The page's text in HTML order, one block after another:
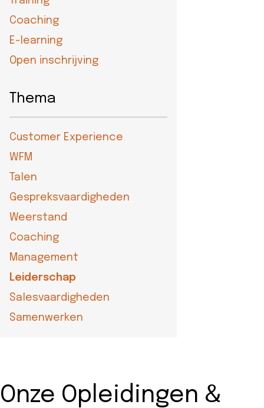
Contact
Onze Opleidingen &
Coaching
E-learning
Open inschrijving
Thema
Customer Experience
WFM
Talen
Gespreksvaardigheden
Weerstand
Coaching
Management
Leiderschap
Salesvaardigheden
Samenwerken